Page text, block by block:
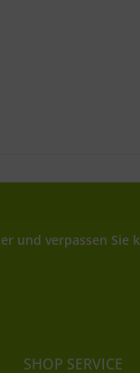
und verpassen Sie
SHOP SERVICE